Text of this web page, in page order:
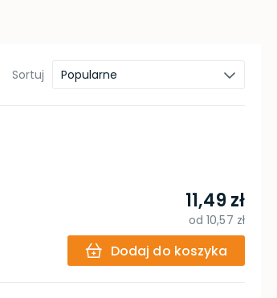
Sortuj Popularne
11,49 zł
od10,57 zł
Dodaj do koszyka